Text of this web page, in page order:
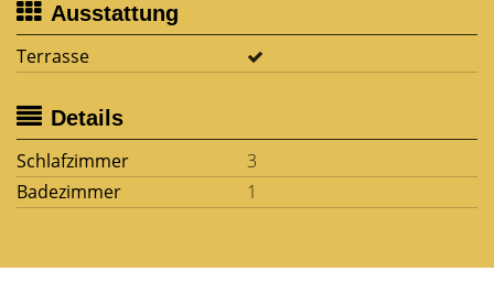
Ausstattung
Terrasse
Details
Schlafzimmer
3
Badezimmer
1